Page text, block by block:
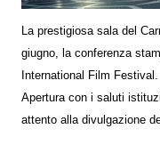
La prestigiosa sala del
giugno, la conferenza
International Film Festival.
Apertura con i saluti
attento alla divulgazione